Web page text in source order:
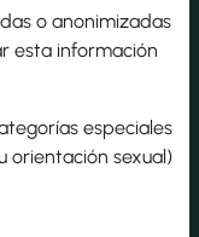
o anonimizadas
esta información
especiales
orientación sexual)